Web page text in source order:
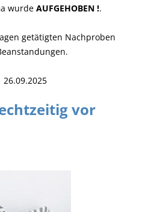
wurde AUFGEHOBEN !.
getätigten Nachproben
26.09.2025
vor